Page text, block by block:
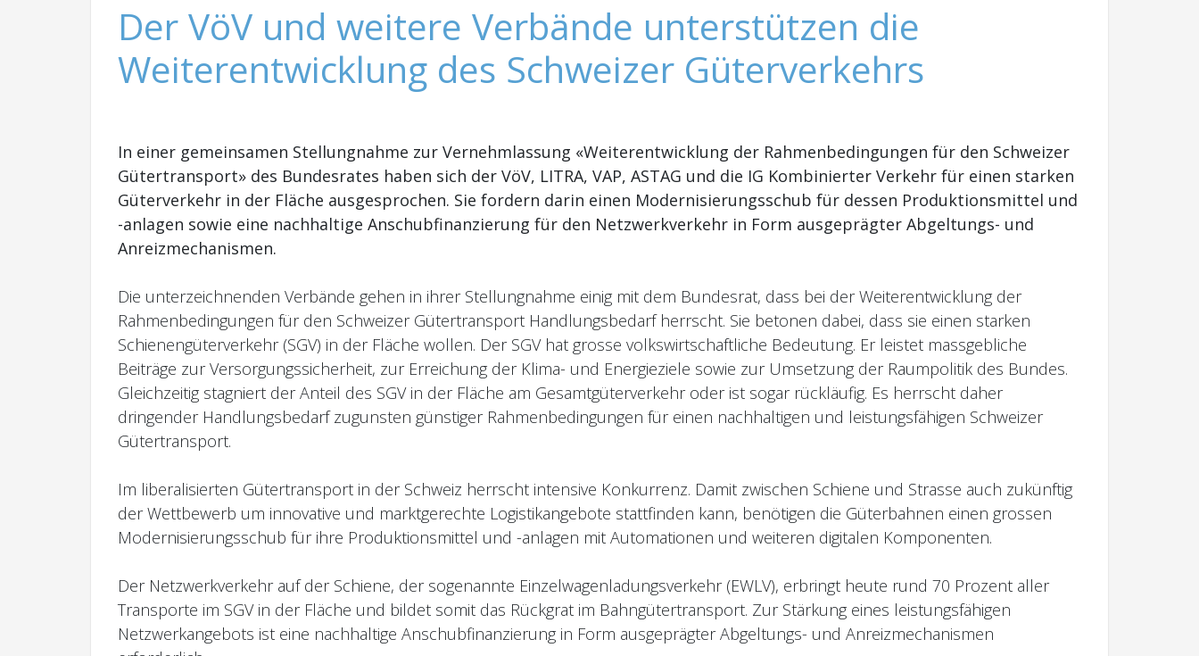
Der VöV und weitere Verbände unterstützen die
Weiterentwicklung des Schweizer Güterverkehrs
In einer gemeinsamen Stellungnahme zur Vernehmlassung «Weiterentwicklung der Rahmenbedingungen für den Schweizer
Gütertransport» des Bundesrates haben sich der VöV, LITRA, VAP, ASTAG und die IG Kombinierter Verkehr für einen starken
Güterverkehr in der Fläche ausgesprochen. Sie fordern darin einen Modernisierungsschub für dessen Produktionsmittel und
-anlagen sowie eine nachhaltige Anschubfinanzierung für den Netzwerkverkehr in Form ausgeprägter Abgeltungs- und
Anreizmechanismen.
Die unterzeichnenden Verbände gehen in ihrer Stellungnahme einig mit dem Bundesrat, dass bei der Weiterentwicklung der
Rahmenbedingungen für den Schweizer Gütertransport Handlungsbedarf herrscht. Sie betonen dabei, dass sie einen starken
Schienengüterverkehr (SGV) in der Fläche wollen. Der SGV hat grosse volkswirtschaftliche Bedeutung. Er leistet massgebliche
Beiträge zur Versorgungssicherheit, zur Erreichung der Klima- und Energieziele sowie zur Umsetzung der Raumpolitik des Bundes.
Gleichzeitig stagniert der Anteil des SGV in der Fläche am Gesamtgüterverkehr oder ist sogar rückläufig. Es herrscht daher
dringender Handlungsbedarf zugunsten günstiger Rahmenbedingungen für einen nachhaltigen und leistungsfähigen Schweizer
Gütertransport.
Im liberalisierten Gütertransport in der Schweiz herrscht intensive Konkurrenz. Damit zwischen Schiene und Strasse auch zukünftig
der Wettbewerb um innovative und marktgerechte Logistikangebote stattfinden kann, benötigen die Güterbahnen einen grossen
Modernisierungsschub für ihre Produktionsmittel und -anlagen mit Automationen und weiteren digitalen Komponenten.
Der Netzwerkverkehr auf der Schiene, der sogenannte Einzelwagenladungsverkehr (EWLV), erbringt heute rund 70 Prozent aller
Transporte im SGV in der Fläche und bildet somit das Rückgrat im Bahngütertransport. Zur Stärkung eines leistungsfähigen
Netzwerkangebots ist eine nachhaltige Anschubfinanzierung in Form ausgeprägter Abgeltungs- und Anreizmechanismen